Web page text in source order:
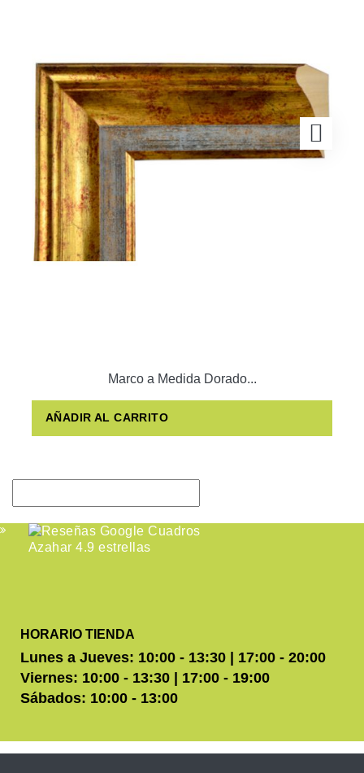
Marco a Medida Dorado...
AÑADIR AL CARRITO
HORARIO TIENDA
Lunes a Jueves: 10:00 - 13:30 | 17:00 - 20:00
Viernes: 10:00 - 13:30 | 17:00 - 19:00
Sábados: 10:00 - 13:00